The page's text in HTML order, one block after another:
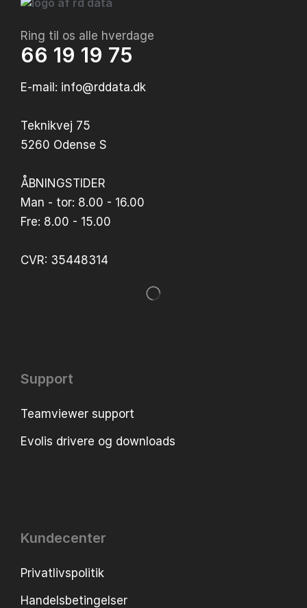
Ring til os alle hverdage
66 19 19 75
E-mail: info@rddata.dk
Teknikvej 75
5260 Odense S
ÅBNINGSTIDER
Man - tor: 8.00 - 16.00
Fre: 8.00 - 15.00
CVR: 35448314
Support
Teamviewer support
Evolis drivere og downloads
Kundecenter
Privatlivspolitik
Handelsbetingelser